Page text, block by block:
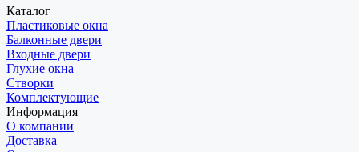
Каталог
Пластиковые окна
Балконные двери
Входные двери
Глухие окна
Створки
Комплектующие
Информация
О компании
Доставка